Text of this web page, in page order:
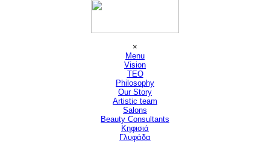
×
Menu
Vision
TEO
Philosophy
Our Story
Artistic team
Salons
Beauty Consultants
Κηφισιά
Γλυφάδα